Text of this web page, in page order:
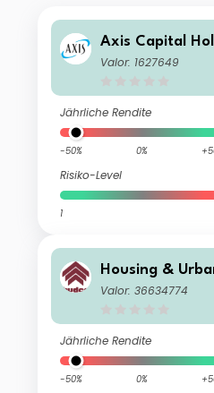
Axis Capital
Valor: 1627649
Jährliche Rendite
-50% 0%
Risiko-Level
1
Housing &
p. Ltd.
Valor: 36634774
Jährliche Rendite
-50% 0%